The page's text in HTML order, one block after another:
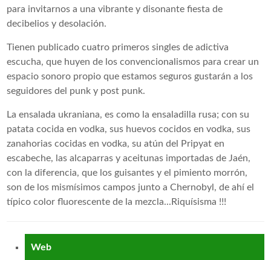
para invitarnos a una vibrante y disonante fiesta de
decibelios y desolación.
Tienen publicado cuatro primeros singles de adictiva
escucha, que huyen de los convencionalismos para crear un
espacio sonoro propio que estamos seguros gustarán a los
seguidores del punk y post punk.
La ensalada ukraniana, es como la ensaladilla rusa; con su
patata cocida en vodka, sus huevos cocidos en vodka, sus
zanahorias cocidas en vodka, su atún del Pripyat en
escabeche, las alcaparras y aceitunas importadas de Jaén,
con la diferencia, que los guisantes y el pimiento morrón,
son de los mismísimos campos junto a Chernobyl, de ahí el
típico color fluorescente de la mezcla...Riquísisma !!!
Web